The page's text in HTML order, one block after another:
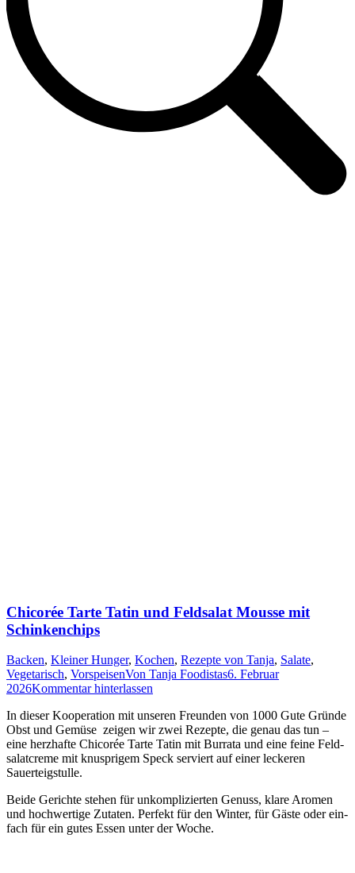
Chicorée Tarte Tatin und Feldsalat Mousse mit
Schinkenchips
Backen, Kleiner Hunger, Kochen, Rezepte von Tanja, Salate,
Vegetarisch, VorspeisenVon Tanja Foodistas6. Februar
2026Kommentar hinterlassen
In die­ser Koope­ra­ti­on mit unse­ren Freun­den von 1000 Gute Grün­de
Obst und Gemü­se zei­gen wir zwei Rezep­te, die genau das tun –
eine herz­haf­te Chi­co­rée Tar­te Tatin mit Bur­ra­ta und eine fei­ne Feld­
sa­lat­creme mit knusp­ri­gem Speck ser­viert auf einer lecke­ren
Sauerteigstulle.
Bei­de Gerich­te ste­hen für unkom­pli­zier­ten Genuss, kla­re Aro­men
und hoch­wer­ti­ge Zuta­ten. Per­fekt für den Win­ter, für Gäs­te oder ein­
fach für ein gutes Essen unter der Woche.